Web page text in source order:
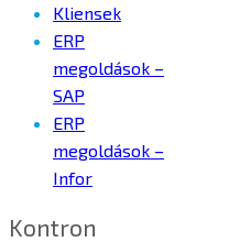
Kliensek
ERP
megoldások –
SAP
ERP
megoldások –
Infor
Kontron